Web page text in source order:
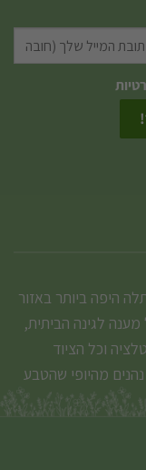
היפה ביותר באזור
לגינה הביתית,
וכל הציוד
מהיופי שהטבע